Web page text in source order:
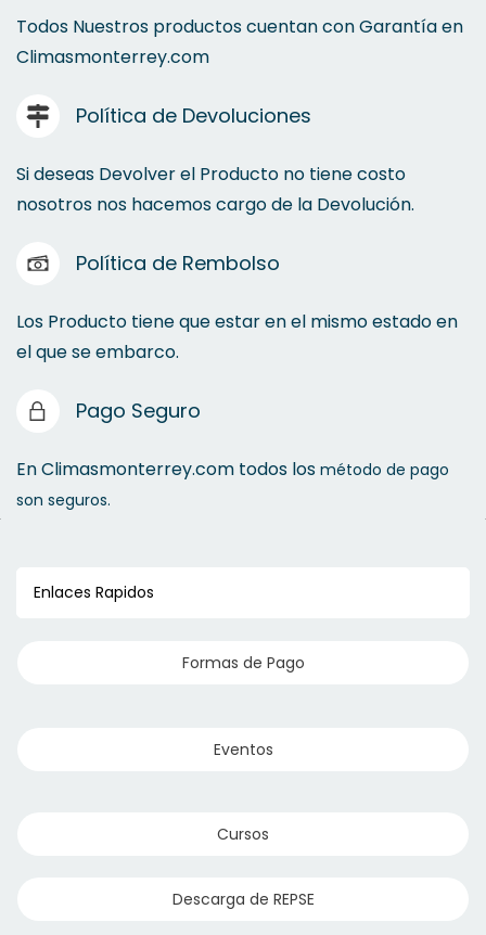
Todos Nuestros productos cuentan con Garantía en
Climasmonterrey.com
Política de Devoluciones
Si deseas Devolver el Producto no tiene costo
nosotros nos hacemos cargo de la Devolución.
Política de Rembolso
Los Producto tiene que estar en el mismo estado en
el que se embarco.
Pago Seguro
En Climasmonterrey.com todos los método de pago
son seguros.
Enlaces Rapidos
Formas de Pago
Eventos
Cursos
Descarga de REPSE